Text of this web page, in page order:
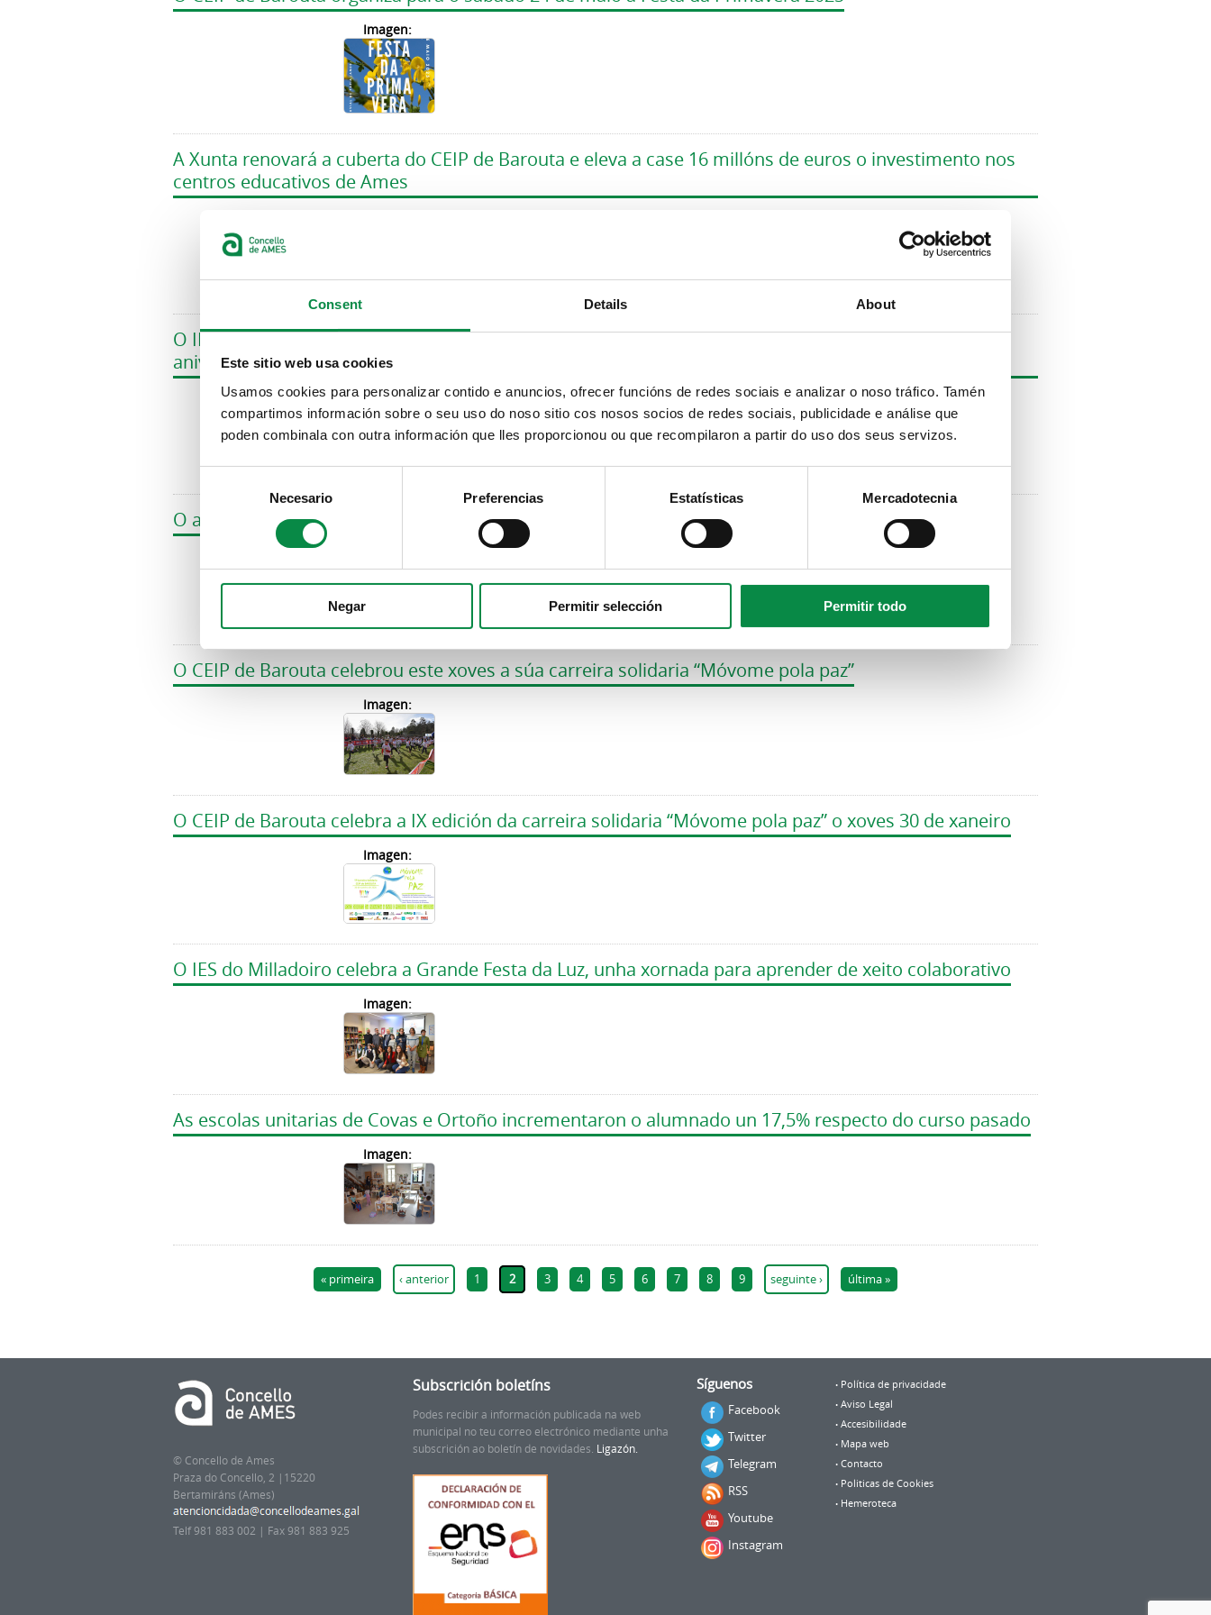
Consent Details About
Este sitio web usa cookies
Usamos cookies para personalizar contido e anuncios, ofrecer funcións de redes sociais e analizar o noso tráfico. Tamén
compartimos información sobre o seu uso do noso sitio cos nosos socios de redes sociais, publicidade e análise que
poden combinala con outra información que lles proporcionou ou que recompilaron a partir do uso dos seus servizos.
Selection
Necesario Preferencias Estatísticas Mercadotecnia
Negar Permitir selección Permitir todo
Imagen:
A Xunta renovará a cuberta do CEIP de Barouta e eleva a case 16 millóns de euros o investimento nos
centros educativos de Ames
O IES do Milladoiro acolle unha xuntanza de traballo intersectorial para conmemorar o décimo
aniversario da Rede do Milladoiro
Imagen:
O alumnado de segundo de primaria do CEIP da Maía visitou a Casa do Concello
O CEIP de Barouta celebrou este xoves a súa carreira solidaria “Móvome pola paz”
Imagen:
O CEIP de Barouta celebra a IX edición da carreira solidaria “Móvome pola paz” o xoves 30 de xaneiro
Imagen:
O IES do Milladoiro celebra a Grande Festa da Luz, unha xornada para aprender de xeito colaborativo
Imagen:
As escolas unitarias de Covas e Ortoño incrementaron o alumnado un 17,5% respecto do curso pasado
Imagen:
« primeira ‹ anterior 1 2 3 4 5 6 7 8 9 seguinte › última »
© Concello de Ames
Praza do Concello, 2 |15220
Bertamiráns (Ames)
Telf 981 883 002 | Fax 981 883 925
Subscrición boletíns
Podes recibir a información publicada na web
municipal no teu correo electrónico mediante unha
subscrición ao boletín de novidades. Ligazón.
Síguenos
Facebook
Twitter
Telegram
RSS
Youtube
Instagram
Política de privacidade
Aviso Legal
Accesibilidade
Mapa web
Contacto
Politicas de Cookies
Hemeroteca